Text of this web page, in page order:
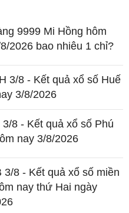
9999 Mi Hồng hôm
2026 bao nhiêu 1 chỉ?
3/8 - Kết quả xổ số Huế
3/8/2026
3/8 - Kết quả xổ số Phú
nay 3/8/2026
3/8 - Kết quả xổ số miền
nay thứ Hai ngày